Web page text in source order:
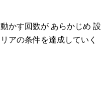
かす回数が あらかじめ 設
アの条件を達成していく